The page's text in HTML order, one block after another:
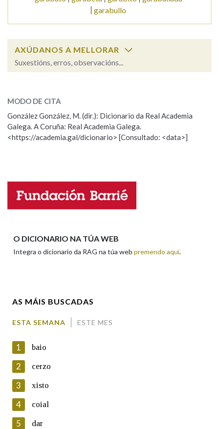
OUTRAS OPCIÓNS DE BUSCA
Pertence a
garabullo
AXÚDANOS A MELLORAR
Suxestións, erros, observacións...
ESCOLLE UNHA OPCIÓN:
Observación Hai un erro na palabra
Propoño mellorar a definición
Nome
En cumprimento da normativa vixente en materia de
Protección de Datos de Carácter Persoal, a Real Academia
Galega informa a aqueles usuarios que faciliten o seu correo
electrónico, así como calquera outra información de carácter
MODO DE CITA
González González, M. (dir.): Dicionario da Real Academia
Galega. A Coruña: Real Academia Galega.
<https://academia.gal/dicionario> [Consultado: <data>]
O DICIONARIO NA TÚA WEB
Integra o dicionario da RAG na túa web premendo aquí.
AS MÁIS BUSCADAS
ESTA SEMANA ESTE MES
1 baio
2 cerzo
3 xisto
4 coial
5 dar